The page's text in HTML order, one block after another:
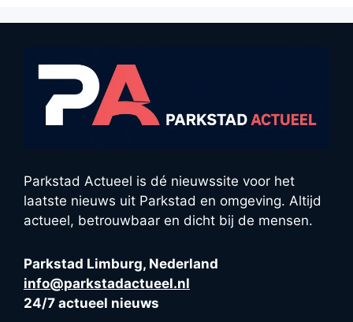
Parkstad Actueel is dé nieuwssite voor het
laatste nieuws uit Parkstad en omgeving. Altijd
actueel, betrouwbaar en dicht bij de mensen.
Parkstad Limburg, Nederland
info@parkstadactueel.nl
24/7 actueel nieuws